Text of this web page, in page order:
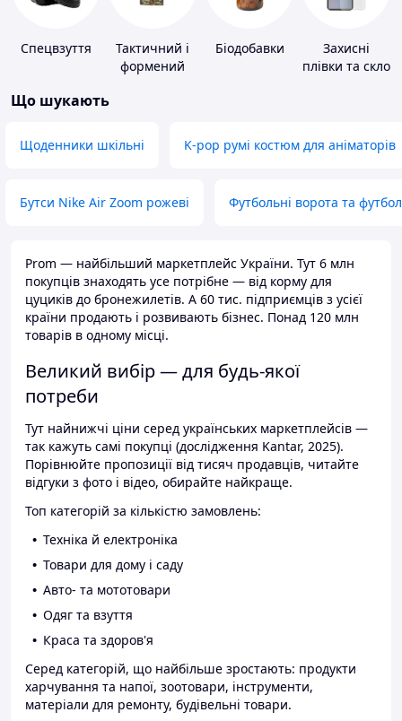
Спецвзуття
Тактичний і
формений
Біодобавки
Захисні
плівки та скло
Що шукають
Щоденники шкільні K-pop румі костюм для аніматорів
Бутси Nike Air Zoom рожеві Футбольні ворота та
Prom — найбільший маркетплейс України. Тут 6 млн
покупців знаходять усе потрібне — від корму для
цуциків до бронежилетів. А 60 тис. підприємців з усієї
країни продають і розвивають бізнес. Понад 120 млн
товарів в одному місці.
Великий вибір — для будь-якої
потреби
Тут найнижчі ціни серед українських маркетплейсів —
так кажуть самі покупці (дослідження Kantar, 2025).
Порівнюйте пропозиції від тисяч продавців, читайте
відгуки з фото і відео, обирайте найкраще.
Топ категорій за кількістю замовлень:
Техніка й електроніка
Товари для дому і саду
Авто- та мототовари
Одяг та взуття
Краса та здоров'я
Серед категорій, що найбільше зростають: продукти
харчування та напої, зоотовари, інструменти,
матеріали для ремонту, будівельні товари.